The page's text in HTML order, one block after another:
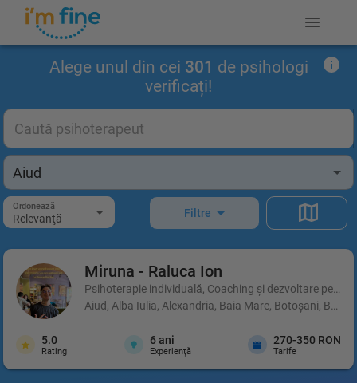
Alege unul din cei 301 de psihologi
verificați!
Ordonează
Relevanţă Filtre
Miruna - Raluca Ion
Psihoterapie individuală, Coaching şi dezvoltare
Aiud, Alba Iulia, Alexandria, Baia Mare, Botoșani,
5.0
Rating
6 ani
Experienţă
270-350 RON
Tarife